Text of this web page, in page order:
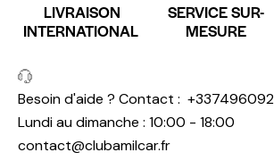
LIVRAISON
INTERNATIONAL
SERVICE SUR-
MESURE
Besoin d'aide ? Contact :
Lundi au dimanche : 10:00 - 18:00
contact@clubamilcar.fr